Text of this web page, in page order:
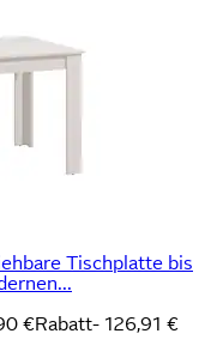
Tischplatte bis
€Rabatt- 126,91 €